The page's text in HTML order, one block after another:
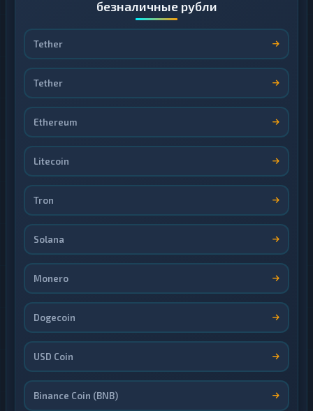
безналичные рубли
Tether
Tether
Ethereum
Litecoin
Tron
Solana
Monero
Dogecoin
USD Coin
Binance Coin (BNB)